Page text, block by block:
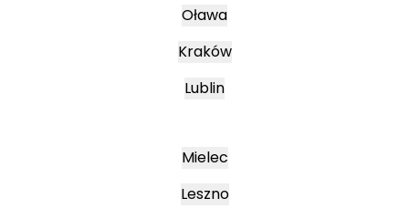
Oława
Kraków
Lublin
Mielec
Leszno